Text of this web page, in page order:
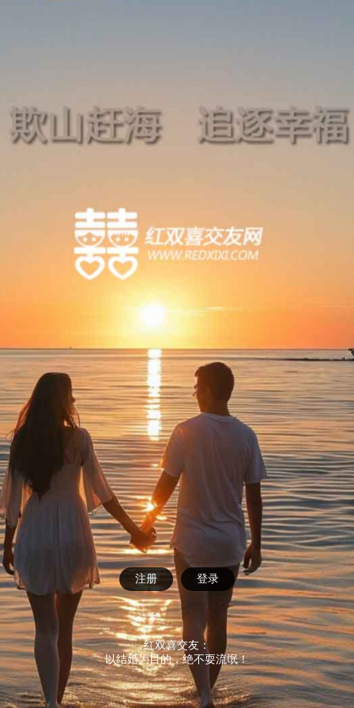
注册 登录
红双喜交友：
以结婚为目的，绝不耍流氓！